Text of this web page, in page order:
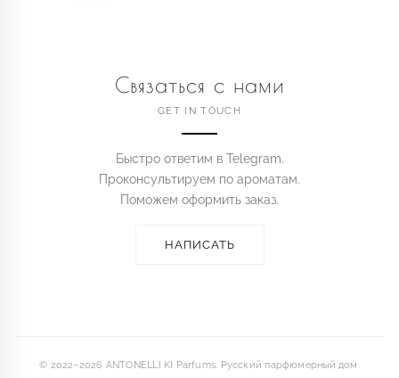
Связаться с нами
GET IN TOUCH
Быстро ответим в Telegram.
Проконсультируем по ароматам.
Поможем оформить заказ.
НАПИСАТЬ
© 2022–2026 ANTONELLI KI Parfums. Русский парфюмерный дом.